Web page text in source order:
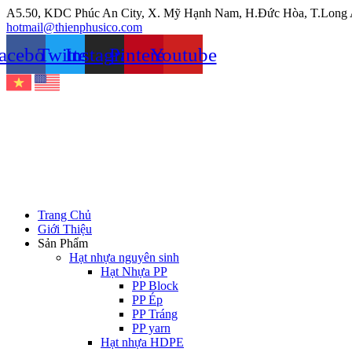
Chuyển
đến
dung
A5.50, KDC Phúc An City, X. Mỹ Hạnh Nam, H.Đức Hòa, T.Long
hotmail@thienphusico.com
TwitterInstagramPinterestYoutube
Trang Chủ
Giới Thiệu
Sản Phẩm
Hạt nhựa nguyên sinh
Hạt Nhựa PP
PP Block
PP Ép
PP Tráng
PP yarn
Hạt nhựa HDPE